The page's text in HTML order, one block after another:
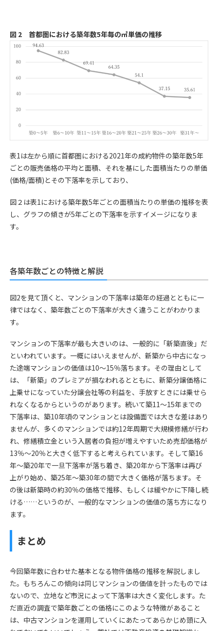
図 2 首都圏における築年数5年毎の㎡単価の推移
表1は左から順に首都圏における2021年の成約物件の築年数5年
ごとの販売価格の平均と面積、それを基にした面積当たりの単価
(価格/面積)とその下落率を示しており、
図２は表1における築年数5年ごとの面積当たりの単価の推移を表
し、グラフの傾きが5年ごとの下落率を示すイメージになりま
す。
各築年数ごとの特徴と解説
図2を見て頂くと、マンションの下落率は築年の経過とともに一
律ではなく、築年数ごとの下落率が大きく違うことがわかりま
す。
マンションの下落率が最も大きいのは、一般的に「新築直後」だ
といわれています。一概にはいえませんが、新築から中古になっ
た途端マンションの価値は10～15％落ちます。その理由として
は、「新築」のプレミアが損なわれるとともに、新築分譲価格に
上乗せになっていた分譲会社等の利益を、手放すときには乗せら
れなくなるからというのがあります。続いて築11～15年までの
下落率は、築10年頃のマンションとは設備面では大きな差はあり
ませんが、多くのマンションでは約12年周期で大規模修繕が行わ
れ、修繕積立金という入居者の負担が増えやすいため売却価格が
13％～20％と大きく低下すると考えられています。そして築16
年～築20年で一旦下落率が落ち着き、築20年から下落率は再び
上がり始め、築25年～築30年の間で大きく価格が落ちます。そ
の後は新築時の約30％の価格で推移、もしくは緩やかに下降し続
ける……というのが、一般的なマンションの価値の落ち方になり
ます。
まとめ
今回築年数に合わせた基本となる物件価格の推移を解説しまし
た。もちろんこの傾向は同じマンションの価値を計ったものでは
ないので、立地など市況によって下落率は大きく変化します。た
だ直近の調査で築年数ごとの価格にこのような特徴があること
は、中古マンションを運用していくにあたってあらかじめ頭に入